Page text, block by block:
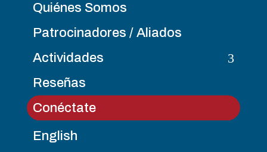
Quiénes Somos
Patrocinadores / Aliados
Actividades
3
Reseñas
Conéctate
English